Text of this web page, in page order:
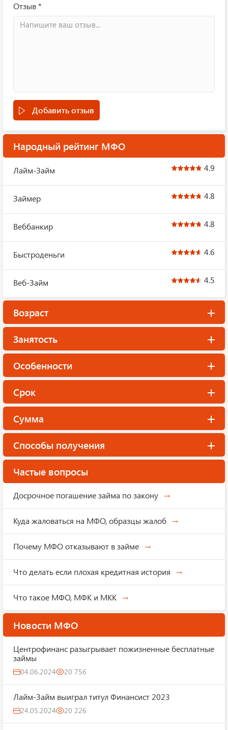
Отзыв *
Добавить отзыв
Народный рейтинг МФО
Лайм-Займ 4.9
Займер 4.8
Веббанкир 4.8
Быстроденьги 4.6
Веб-Займ 4.5
Возраст
Занятость
Особенности
Срок
Сумма
Способы получения
Частые вопросы
Досрочное погашение займа по закону
Куда жаловаться на МФО, образцы жалоб
Почему МФО отказывают в займе
Что делать если плохая кредитная история
Что такое МФО, МФК и МКК
Новости МФО
Центрофинанс разыгрывает пожизненные бесплатные
займы
04.06.2024 20 756
Лайм-Займ выиграл титул Финансист 2023
24.05.2024 20 226